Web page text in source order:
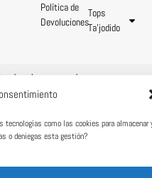
tecnologías como las cookies para almacenar
o deniegas esta gestión?
Tops
Ta’jodido
Política de
Devoluciones
derechos reservados